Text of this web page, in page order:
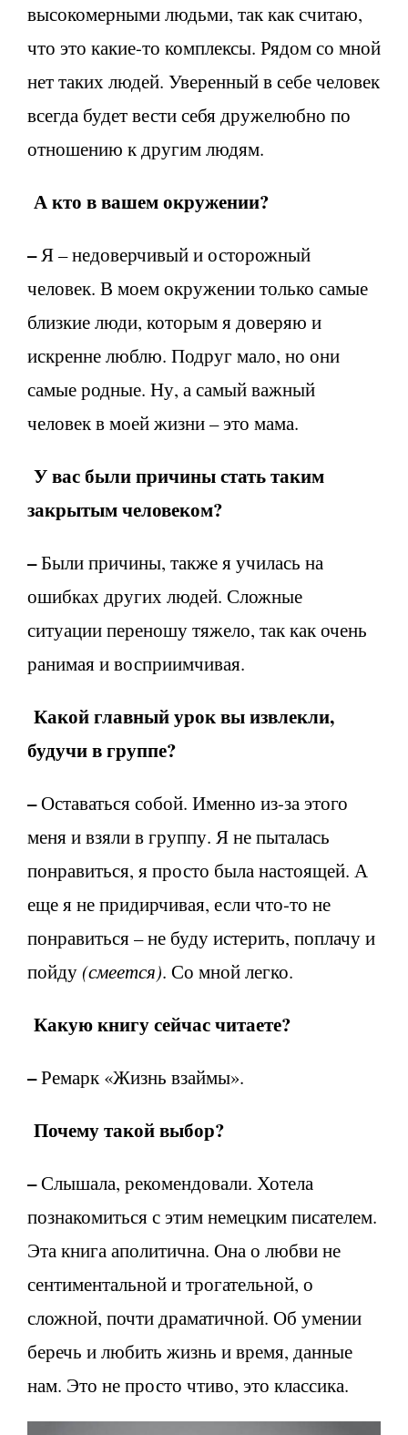
высокомерными людьми, так как считаю,
что это какие-то комплексы. Рядом со мной
нет таких людей. Уверенный в себе человек
всегда будет вести себя дружелюбно по
отношению к другим людям.
А кто в вашем окружении?
–Я – недоверчивый и осторожный
человек. В моем окружении только самые
близкие люди, которым я доверяю и
искренне люблю. Подруг мало, но они
самые родные. Ну, а самый важный
человек в моей жизни – это мама.
У вас были причины стать таким
закрытым человеком?
–Были причины, также я училась на
ошибках других людей. Сложные
ситуации переношу тяжело, так как очень
ранимая и восприимчивая.
Какой главный урок вы извлекли,
будучи в группе?
–Оставаться собой. Именно из-за этого
меня и взяли в группу. Я не пыталась
понравиться, я просто была настоящей. А
еще я не придирчивая, если что-то не
понравиться – не буду истерить, поплачу и
пойду(смеется). Со мной легко.
Какую книгу сейчас читаете?
–Ремарк «Жизнь взаймы».
Почему такой выбор?
–Слышала, рекомендовали. Хотела
познакомиться с этим немецким писателем.
Эта книга аполитична. Она о любви не
сентиментальной и трогательной, о
сложной, почти драматичной. Об умении
беречь и любить жизнь и время, данные
нам. Это не просто чтиво, это классика.